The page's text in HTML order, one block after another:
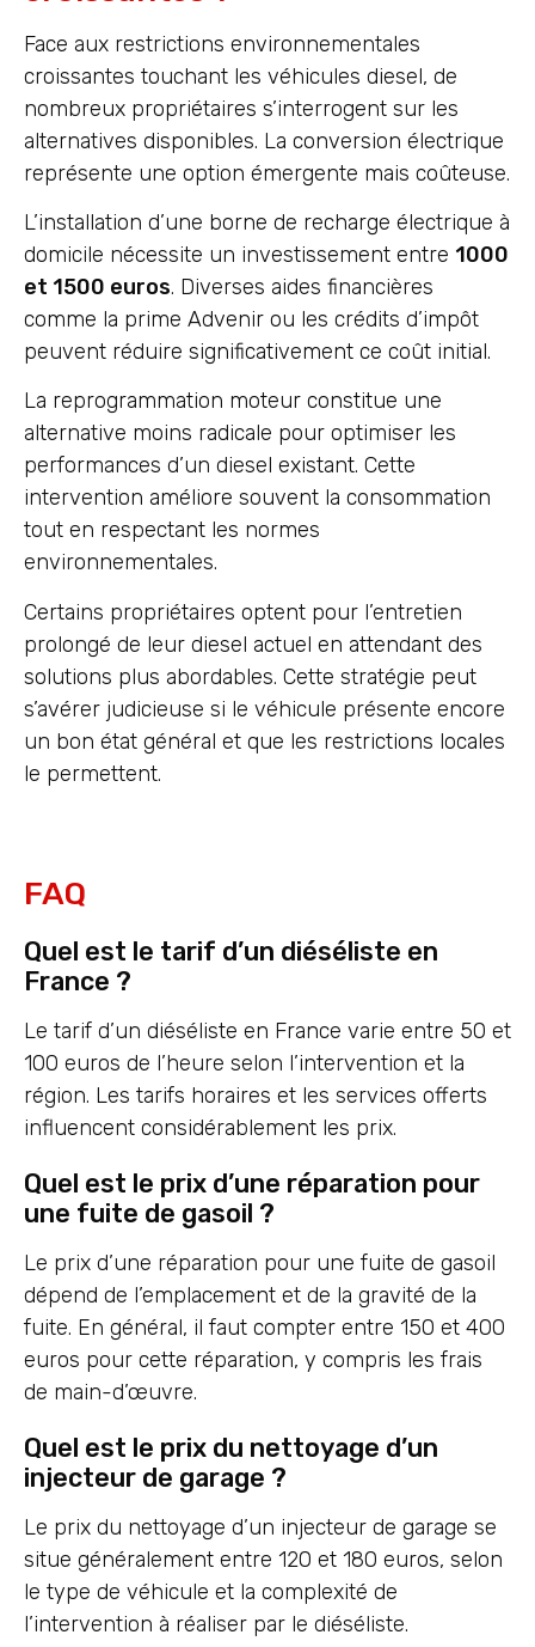
Face aux restrictions environnementales
croissantes touchant les véhicules diesel, de
nombreux propriétaires s’interrogent sur les
alternatives disponibles. La conversion électrique
représente une option émergente mais coûteuse.
L’installation d’une borne de recharge électrique à
domicile nécessite un investissement entre 1000
et 1500 euros. Diverses aides financières
comme la prime Advenir ou les crédits d’impôt
peuvent réduire significativement ce coût initial.
La reprogrammation moteur constitue une
alternative moins radicale pour optimiser les
performances d’un diesel existant. Cette
intervention améliore souvent la consommation
tout en respectant les normes
environnementales.
Certains propriétaires optent pour l’entretien
prolongé de leur diesel actuel en attendant des
solutions plus abordables. Cette stratégie peut
s’avérer judicieuse si le véhicule présente encore
un bon état général et que les restrictions locales
le permettent.
FAQ
Quel est le tarif d’un diéséliste en
France ?
Le tarif d’un diéséliste en France varie entre 50 et
100 euros de l’heure selon l’intervention et la
région. Les tarifs horaires et les services offerts
influencent considérablement les prix.
Quel est le prix d’une réparation pour
une fuite de gasoil ?
Le prix d’une réparation pour une fuite de gasoil
dépend de l’emplacement et de la gravité de la
fuite. En général, il faut compter entre 150 et 400
euros pour cette réparation, y compris les frais
de main-d’œuvre.
Quel est le prix du nettoyage d’un
injecteur de garage ?
Le prix du nettoyage d’un injecteur de garage se
situe généralement entre 120 et 180 euros, selon
le type de véhicule et la complexité de
l’intervention à réaliser par le diéséliste.